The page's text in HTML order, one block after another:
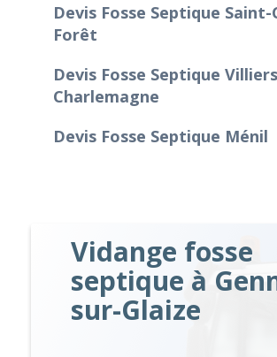
Devis Fosse Septique
Forêt
Devis Fosse Septique
Charlemagne
Devis Fosse Septique Ménil
Vidange fosse
septique à
sur-Glaize